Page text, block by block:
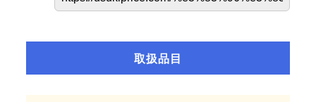
取扱品目